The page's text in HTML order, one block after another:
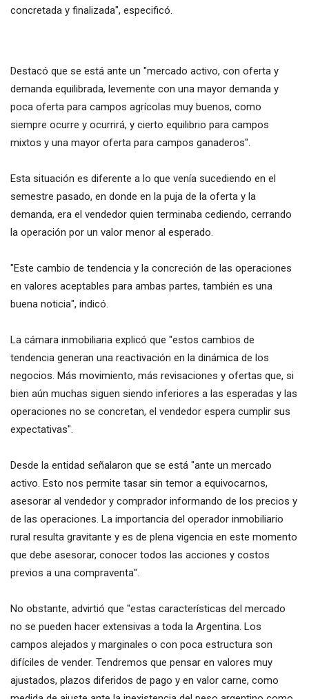
concretada y finalizada", especificó.
Destacó que se está ante un "mercado activo, con oferta y
demanda equilibrada, levemente con una mayor demanda y
poca oferta para campos agrícolas muy buenos, como
siempre ocurre y ocurrirá, y cierto equilibrio para campos
mixtos y una mayor oferta para campos ganaderos".
Esta situación es diferente a lo que venía sucediendo en el
semestre pasado, en donde en la puja de la oferta y la
demanda, era el vendedor quien terminaba cediendo, cerrando
la operación por un valor menor al esperado.
"Este cambio de tendencia y la concreción de las operaciones
en valores aceptables para ambas partes, también es una
buena noticia", indicó.
La cámara inmobiliaria explicó que "estos cambios de
tendencia generan una reactivación en la dinámica de los
negocios. Más movimiento, más revisaciones y ofertas que, si
bien aún muchas siguen siendo inferiores a las esperadas y las
operaciones no se concretan, el vendedor espera cumplir sus
expectativas".
Desde la entidad señalaron que se está "ante un mercado
activo. Esto nos permite tasar sin temor a equivocarnos,
asesorar al vendedor y comprador informando de los precios y
de las operaciones. La importancia del operador inmobiliario
rural resulta gravitante y es de plena vigencia en este momento
que debe asesorar, conocer todos las acciones y costos
previos a una compraventa".
No obstante, advirtió que "estas características del mercado
no se pueden hacer extensivas a toda la Argentina. Los
campos alejados y marginales o con poca estructura son
difíciles de vender. Tendremos que pensar en valores muy
ajustados, plazos diferidos de pago y en valor carne, como